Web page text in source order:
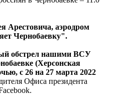
Арестовича, аэродром
Чернобаевку".
обстрел нашими ВСУ
(Херсонская
с 26 на 27 марта 2022
Офиса президента